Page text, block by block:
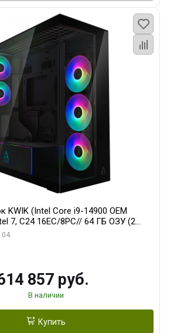
KWIK (Intel Core i9-14900 OEM
7, C24 16EC/8PC// 64 ГБ ОЗУ (2
24GB GDDR6X 384-Bit 3xDP
857 руб.
В наличии
Купить